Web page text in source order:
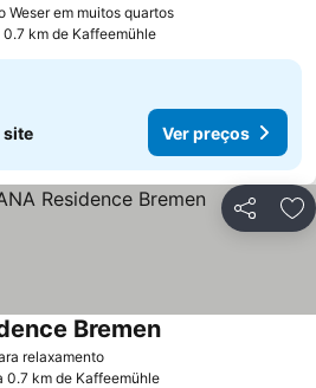
Weser em muitos quartos
0.7 km de Kaffeemühle
site Ver preços
Partilhar
relaxamento
Bremen
0.7 km de Kaffeemühle